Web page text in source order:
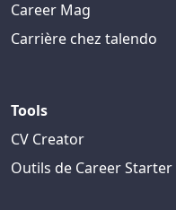
Career Mag
Carrière chez talendo
Tools
CV Creator
Outils de Career Starter